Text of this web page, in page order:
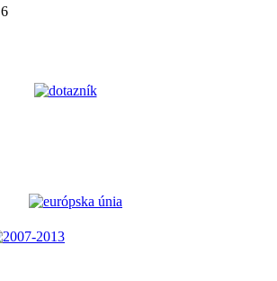
6